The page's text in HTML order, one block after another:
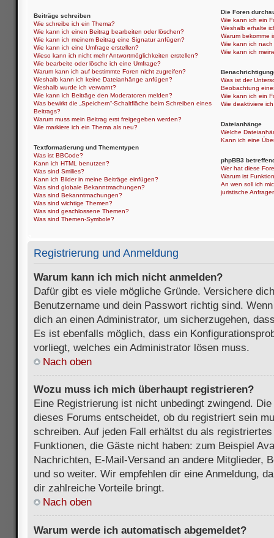
Beiträge schreiben
Wie schreibe ich ein Thema?
Wie kann ich einen Beitrag bearbeiten oder löschen?
Wie kann ich meinem Beitrag eine Signatur anfügen?
Wie kann ich eine Umfrage erstellen?
Wieso kann ich nicht mehr Antwortmöglichkeiten erstellen?
Wie bearbeite oder lösche ich eine Umfrage?
Warum kann ich auf bestimmte Foren nicht zugreifen?
Weshalb kann ich keine Dateianhänge anfügen?
Weshalb wurde ich verwarnt?
Wie kann ich Beiträge den Moderatoren melden?
Was bewirkt die „Speichern“-Schaltfläche beim Schreiben eines
Beitrags?
Warum muss mein Beitrag erst freigegeben werden?
Wie markiere ich ein Thema als neu?
Textformatierung und Thementypen
Was ist BBCode?
Kann ich HTML benutzen?
Was sind Smilies?
Kann ich Bilder in meine Beiträge einfügen?
Was sind globale Bekanntmachungen?
Was sind Bekanntmachungen?
Was sind wichtige Themen?
Was sind geschlossene Themen?
Was sind Themen-Symbole?
Die Foren
Wie kann ich ein
Weshalb erhalte
Warum bekomme
Wie kann ich
Wie kann ich
Was ist der
Beobachtung
Wie kann ich ein
Wie deaktiviere
Dateianhänge
Welche
Kann ich eine
phpBB3
Wer hat diese
Warum ist
An wen soll ich
juristische
Registrierung und Anmeldung
Warum kann ich mich nicht anmelden?
Dafür gibt es viele mögliche Gründe. Versichere
Benutzername und dein Passwort richtig sind.
dich an einen Administrator, um sicherzugehen,
Es ist ebenfalls möglich, dass ein
vorliegt, welches ein Administrator lösen muss.
Nach oben
Wozu muss ich mich überhaupt registrieren?
Eine Registrierung ist nicht unbedingt zwingend.
dieses Forums entscheidet, ob du registriert sein
schreiben. Auf jeden Fall erhältst du als
Funktionen, die Gäste nicht haben: zum Beispiel
Nachrichten, E-Mail-Versand an andere Mitglieder,
und so weiter. Wir empfehlen dir eine Anmeldung,
dir zahlreiche Vorteile bringt.
Nach oben
Warum werde ich automatisch abgemeldet?